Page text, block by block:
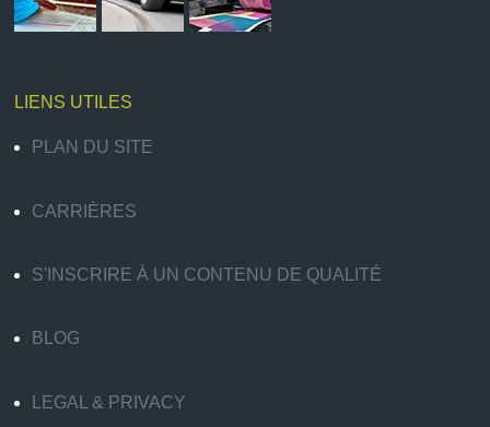
LIENS UTILES
PLAN DU SITE
CARRIÈRES
S'INSCRIRE À UN CONTENU DE QUALITÉ
BLOG
LEGAL & PRIVACY